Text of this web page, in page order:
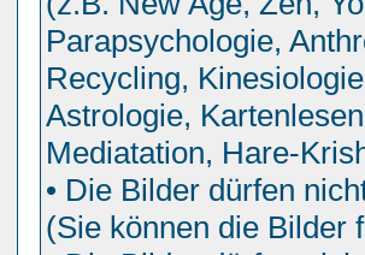
Parapsychologie,
Recycling,
Astrologie,
Mediatation, Hare-
• Die Bilder dürfen
(Sie können die Bilder